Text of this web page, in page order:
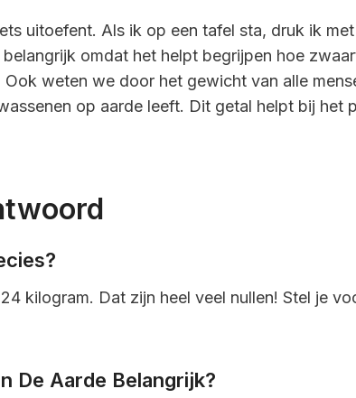
uitoefent. Als ik op een tafel sta, druk ik
omdat het helpt begrijpen hoe
weten we door het gewicht van alle
op aarde leeft. Dit getal helpt bij het
kilogram. Dat zijn heel veel nullen! Stel je
De Aarde Belangrijk?